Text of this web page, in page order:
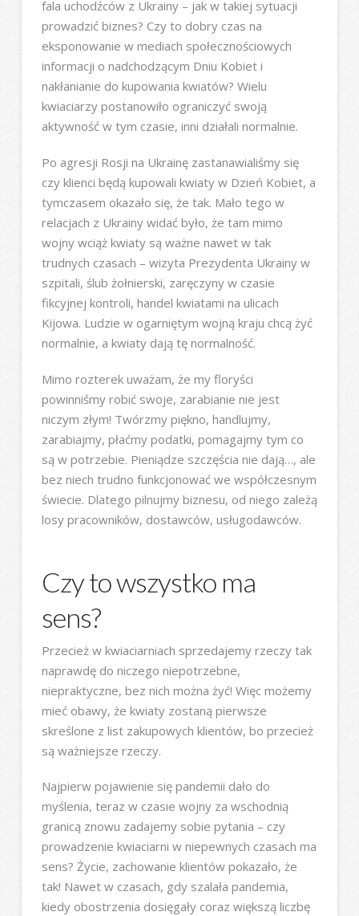
fala uchodźców z Ukrainy – jak w takiej sytuacji
prowadzić biznes? Czy to dobry czas na
eksponowanie w mediach społecznościowych
informacji o nadchodzącym Dniu Kobiet i
nakłanianie do kupowania kwiatów? Wielu
kwiaciarzy postanowiło ograniczyć swoją
aktywność w tym czasie, inni działali normalnie.
Po agresji Rosji na Ukrainę zastanawialiśmy się
czy klienci będą kupowali kwiaty w Dzień Kobiet, a
tymczasem okazało się, że tak. Mało tego w
relacjach z Ukrainy widać było, że tam mimo
wojny wciąż kwiaty są ważne nawet w tak
trudnych czasach – wizyta Prezydenta Ukrainy w
szpitali, ślub żołnierski, zaręczyny w czasie
fikcyjnej kontroli, handel kwiatami na ulicach
Kijowa. Ludzie w ogarniętym wojną kraju chcą żyć
normalnie, a kwiaty dają tę normalność.
Mimo rozterek uważam, że my floryści
powinniśmy robić swoje, zarabianie nie jest
niczym złym! Twórzmy piękno, handlujmy,
zarabiajmy, płaćmy podatki, pomagajmy tym co
są w potrzebie. Pieniądze szczęścia nie dają…, ale
bez niech trudno funkcjonować we współczesnym
świecie. Dlatego pilnujmy biznesu, od niego zależą
losy pracowników, dostawców, usługodawców.
Czy to wszystko ma
sens?
Przecież w kwiaciarniach sprzedajemy rzeczy tak
naprawdę do niczego niepotrzebne,
niepraktyczne, bez nich można żyć! Więc możemy
mieć obawy, że kwiaty zostaną pierwsze
skreślone z list zakupowych klientów, bo przecież
są ważniejsze rzeczy.
Najpierw pojawienie się pandemii dało do
myślenia, teraz w czasie wojny za wschodnią
granicą znowu zadajemy sobie pytania – czy
prowadzenie kwiaciarni w niepewnych czasach ma
sens? Życie, zachowanie klientów pokazało, że
tak! Nawet w czasach, gdy szalała pandemia,
kiedy obostrzenia dosięgały coraz większą liczbę